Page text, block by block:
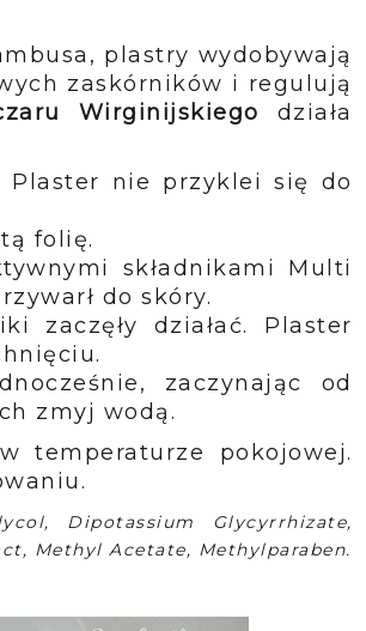
plastry wydobywają
zaskórników i regulują
Wirginijskiego działa
Plaster nie przyklei się do
folię.
składnikami Multi
do skóry.
zaczęły działać. Plaster
zaczynając od
zmyj wodą.
temperaturze pokojowej.
Dipotassium Glycyrrhizate,
Methyl Acetate, Methylparaben.